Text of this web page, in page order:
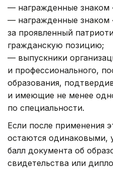
— награжденные знаком
— награжденные знаком
за проявленный
гражданскую позицию;
— выпускники
и профессионального,
образования,
и имеющие не менее
по специальности.
Если после применения
остаются одинаковыми,
балл документа об
свидетельства или